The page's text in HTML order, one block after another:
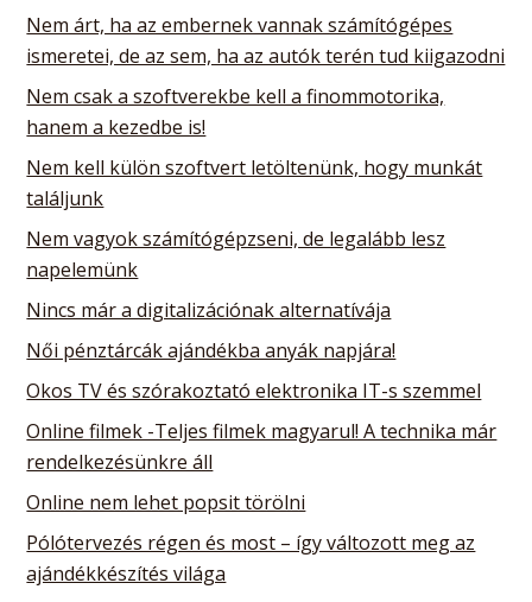
Nem árt, ha az embernek vannak számítógépes
ismeretei, de az sem, ha az autók terén tud kiigazodni
Nem csak a szoftverekbe kell a finommotorika,
hanem a kezedbe is!
Nem kell külön szoftvert letöltenünk, hogy munkát
találjunk
Nem vagyok számítógépzseni, de legalább lesz
napelemünk
Nincs már a digitalizációnak alternatívája
Női pénztárcák ajándékba anyák napjára!
Okos TV és szórakoztató elektronika IT-s szemmel
Online filmek -Teljes filmek magyarul! A technika már
rendelkezésünkre áll
Online nem lehet popsit törölni
Pólótervezés régen és most – így változott meg az
ajándékkészítés világa